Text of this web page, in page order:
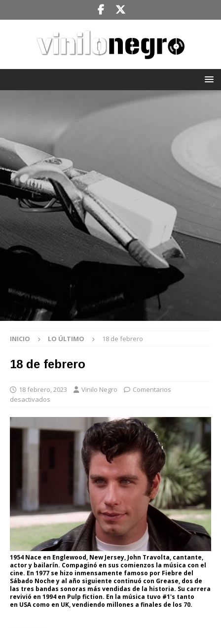
INICIO LO ÚLTIMO 18 de febrero
18 de febrero
18 febrero, 2023 Vinilo Negro
Comentarios
desactivados
1954 Nace en Englewood, New Jersey, John Travolta, cantante,
actor y bailarín. Compaginó en sus comienzos la música con el
cine. En 1977 se hizo inmensamente famoso por Fiebre del
Sábado Noche y al año siguiente continuó con Grease, dos de
las tres bandas sonoras más vendidas de la historia. Su carrera
revivió en 1994 en Pulp fiction. En la música tuvo #1's tanto
en USA como en UK, vendiendo millones a finales de los 70.